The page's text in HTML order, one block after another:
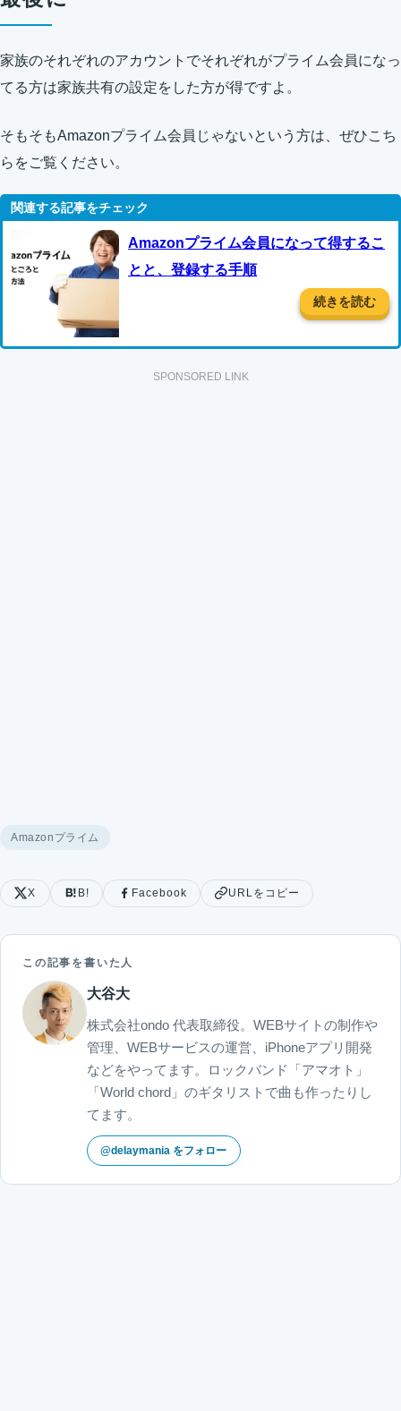
家族のそれぞれのアカウントでそれぞれがプライム会員になっ
てる方は家族共有の設定をした方が得ですよ。
そもそもAmazonプライム会員じゃないという方は、ぜひこち
らをご覧ください。
Amazonプライム会員になって得するこ
とと、登録する手順
続きを読む
SPONSORED LINK
Amazonプライム
X B! Facebook URLをコピー
この記事を書いた人
大谷大
株式会社ondo 代表取締役。WEBサイトの制作や
管理、WEBサービスの運営、iPhoneアプリ開発
などをやってます。ロックバンド「アマオト」
「World chord」のギタリストで曲も作ったりし
てます。
@delaymania をフォロー